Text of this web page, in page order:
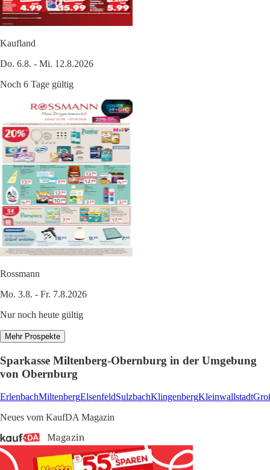
Kaufland
Do. 6.8. - Mi. 12.8.2026
Noch 6 Tage gültig
Rossmann
Mo. 3.8. - Fr. 7.8.2026
Nur noch heute gültig
Mehr Prospekte
Sparkasse Miltenberg-Obernburg in der Umgebung
von Obernburg
ErlenbachMiltenbergElsenfeldSulzbachKlingenbergKleinwallstadt
Neues vom KaufDA Magazin